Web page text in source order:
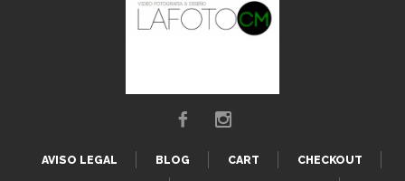
AVISO LEGAL BLOG CART
CHECKOUT